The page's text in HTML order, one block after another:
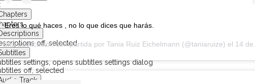
off, selected
settings, opens subtitles settings dialog
off, selected
Track
Eres lo qué haces , no lo que dices que harás.
Una publicación compartida por Tania Ruiz Eichelmann (@taniaruize) el 14 de Dic de 2018 a las 9:56 PST